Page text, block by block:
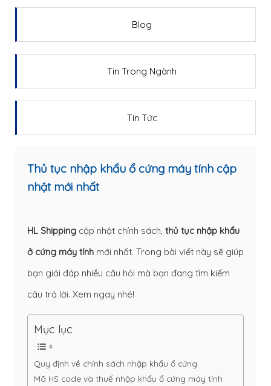
Blog
Tin Trong Ngành
Tin Tức
Thủ tục nhập khẩu ổ cứng máy tính cập
nhật mới nhất
HL Shipping cập nhật chính sách, thủ tục nhập khẩu
ở cứng máy tính mới nhất. Trong bài viết này sẽ giúp
bạn giải đáp nhiều câu hỏi mà bạn đang tìm kiếm
câu trả lời. Xem ngay nhé!
Mục lục
Quy định về chính sách nhập khẩu ổ cứng
Mã HS code và thuế nhập khẩu ổ cứng máy tính